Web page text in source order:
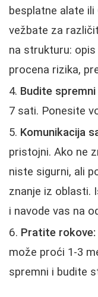
besplatne alate ili
vežbate za
na strukturu:
procena rizika,
Budite
7 sati. Ponesite
Komunikacija
pristojni. Ako ne
niste sigurni, ali
znanje iz oblasti.
i navode vas na
Pratite rokove:
može proći 1-3
spremni i budite